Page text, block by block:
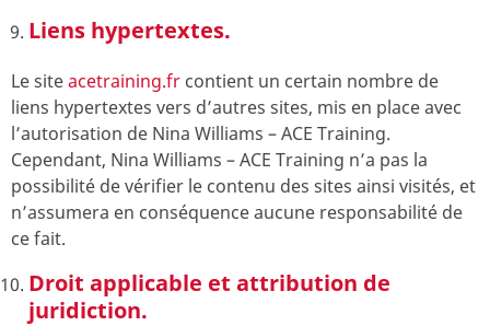
Liens hypertextes.
Le siteacetraining.fr contient un certain nombre de
liens hypertextes vers d’autres sites, mis en place avec
l’autorisation de Nina Williams – ACE Training.
Cependant, Nina Williams – ACE Training n’a pas la
possibilité de vérifier le contenu des sites ainsi visités, et
n’assumera en conséquence aucune responsabilité de
ce fait.
Droit applicable et attribution de
juridiction.